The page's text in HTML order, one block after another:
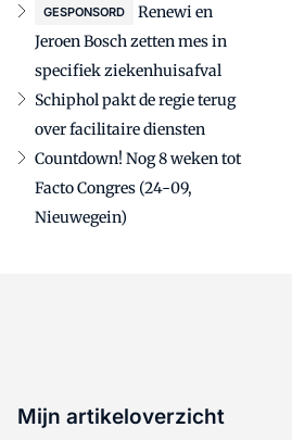
GESPONSORD
Renewi en
Jeroen Bosch zetten mes in
specifiek ziekenhuisafval
Schiphol pakt de regie terug
over facilitaire diensten
Countdown! Nog 8 weken tot
Facto Congres (24-09,
Nieuwegein)
Mijn artikeloverzicht